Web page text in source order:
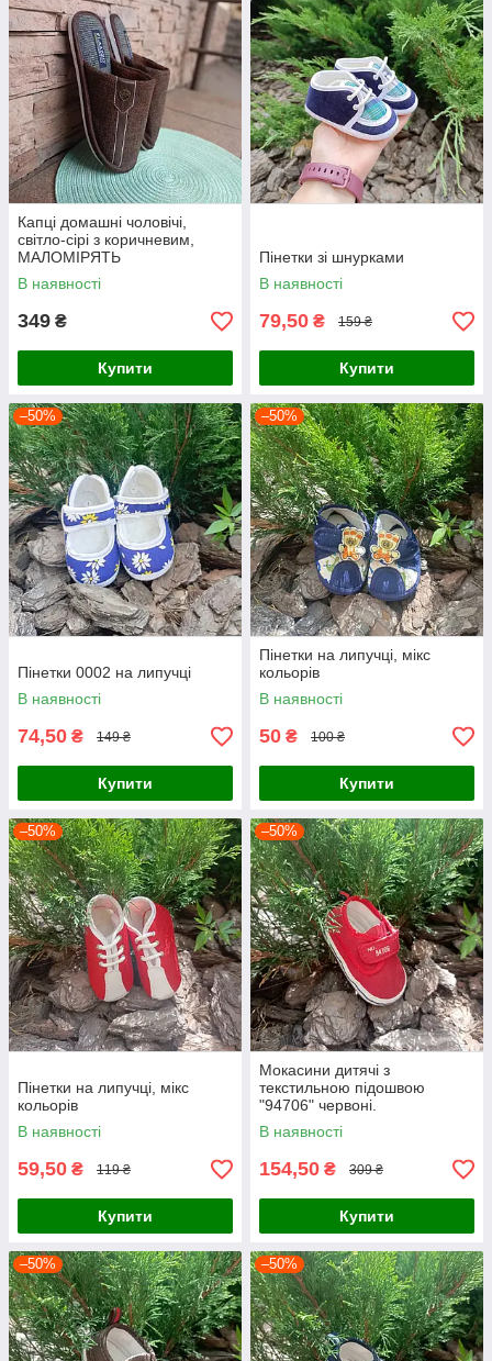
Капці домашні чоловічі,
світло-сірі з коричневим,
МАЛОМІРЯТЬ
В наявності
349 ₴
Купити
Пінетки зі шнурками
В наявності
79,50 ₴ 159 ₴
Купити
–50%
Пінетки 0002 на липучці
В наявності
74,50 ₴ 149 ₴
Купити
–50%
Пінетки на липучці, мікс
кольорів
В наявності
50 ₴ 100 ₴
Купити
–50%
Пінетки на липучці, мікс
кольорів
В наявності
59,50 ₴ 119 ₴
Купити
–50%
Мокасини дитячі з
текстильною підошвою
"94706" червоні.
В наявності
154,50 ₴ 309 ₴
Купити
–50% –50%